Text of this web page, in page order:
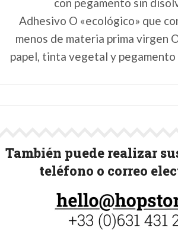
Adhesivo O «ecológico» que
menos de materia prima virgen
papel, tinta vegetal y
También puede realizar
teléfono o correo